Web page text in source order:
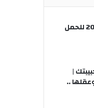
الجدول الصيني 2023 للحمل
|
..